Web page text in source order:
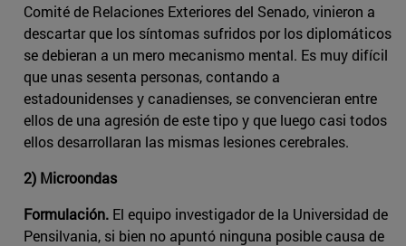
Comité de Relaciones Exteriores del Senado, vinieron a
descartar que los síntomas sufridos por los diplomáticos
se debieran a un mero mecanismo mental. Es muy difícil
que unas sesenta personas, contando a
estadounidenses y canadienses, se convencieran entre
ellos de una agresión de este tipo y que luego casi todos
ellos desarrollaran las mismas lesiones cerebrales.
2) Microondas
Formulación. El equipo investigador de la Universidad de
Pensilvania, si bien no apuntó ninguna posible causa de